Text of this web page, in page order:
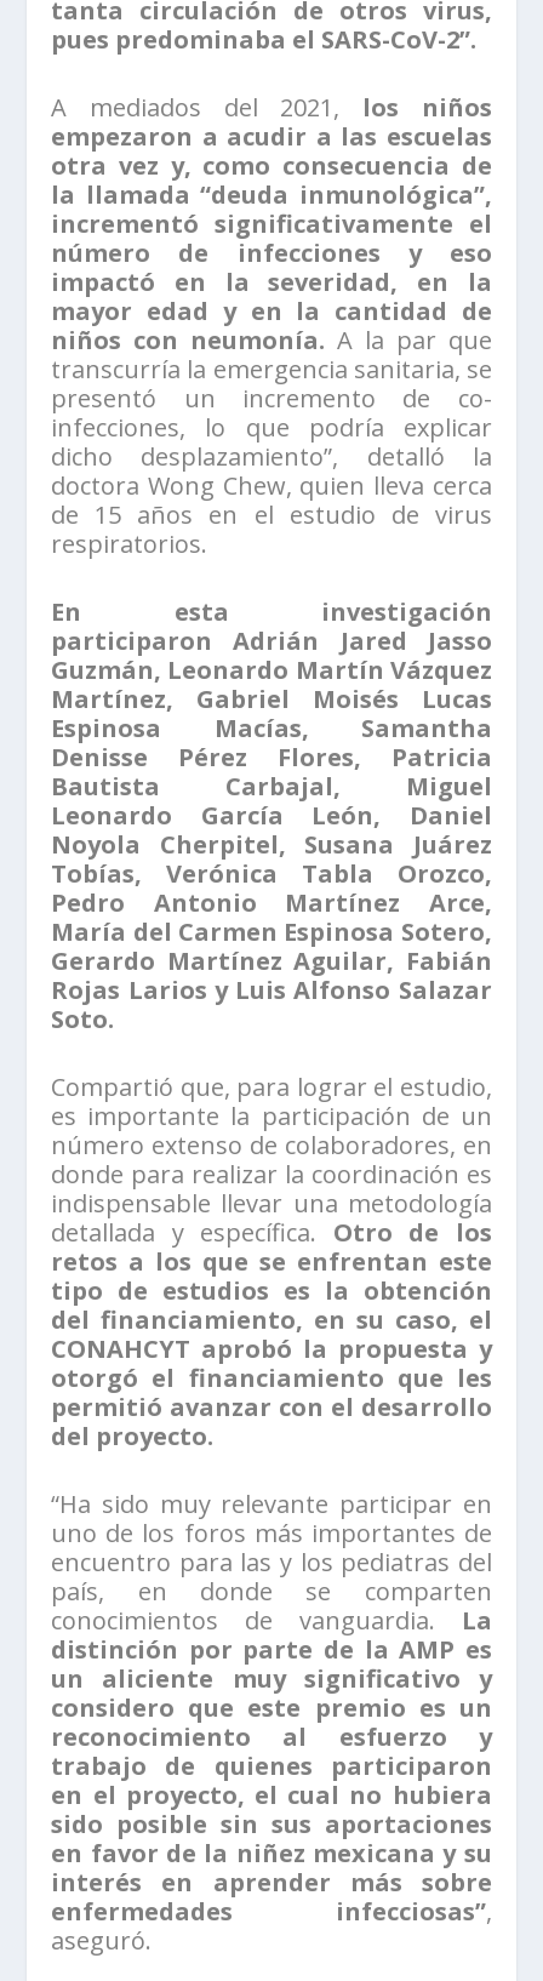
tanta circulación de otros virus,
pues predominaba el SARS-CoV-2”.
A mediados del 2021, los niños
empezaron a acudir a las escuelas
otra vez y, como consecuencia de
la llamada “deuda inmunológica”,
incrementó significativamente el
número de infecciones y eso
impactó en la severidad, en la
mayor edad y en la cantidad de
niños con neumonía. A la par que
transcurría la emergencia sanitaria, se
presentó un incremento de co-
infecciones, lo que podría explicar
dicho desplazamiento”, detalló la
doctora Wong Chew, quien lleva cerca
de 15 años en el estudio de virus
respiratorios.
En esta investigación
participaron Adrián Jared Jasso
Guzmán, Leonardo Martín Vázquez
Martínez, Gabriel Moisés Lucas
Espinosa Macías, Samantha
Denisse Pérez Flores, Patricia
Bautista Carbajal, Miguel
Leonardo García León, Daniel
Noyola Cherpitel, Susana Juárez
Tobías, Verónica Tabla Orozco,
Pedro Antonio Martínez Arce,
María del Carmen Espinosa Sotero,
Gerardo Martínez Aguilar, Fabián
Rojas Larios y Luis Alfonso Salazar
Soto.
Compartió que, para lograr el estudio,
es importante la participación de un
número extenso de colaboradores, en
donde para realizar la coordinación es
indispensable llevar una metodología
detallada y específica. Otro de los
retos a los que se enfrentan este
tipo de estudios es la obtención
del financiamiento, en su caso, el
CONAHCYT aprobó la propuesta y
otorgó el financiamiento que les
permitió avanzar con el desarrollo
del proyecto.
“Ha sido muy relevante participar en
uno de los foros más importantes de
encuentro para las y los pediatras del
país, en donde se comparten
conocimientos de vanguardia. La
distinción por parte de la AMP es
un aliciente muy significativo y
considero que este premio es un
reconocimiento al esfuerzo y
trabajo de quienes participaron
en el proyecto, el cual no hubiera
sido posible sin sus aportaciones
en favor de la niñez mexicana y su
interés en aprender más sobre
enfermedades infecciosas”,
aseguró.